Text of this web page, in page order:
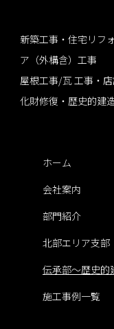
新築工事・住宅リフ
ア（外構含）工事
屋根工事/瓦 工事・
化財修復・歴史的建
ホーム
会社案内
部門紹介
北部エリア支部
伝承部～歴史的
施工事例一覧